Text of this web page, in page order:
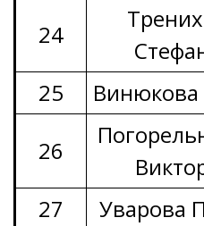
24
25
Винюкова
26
27
Уварова